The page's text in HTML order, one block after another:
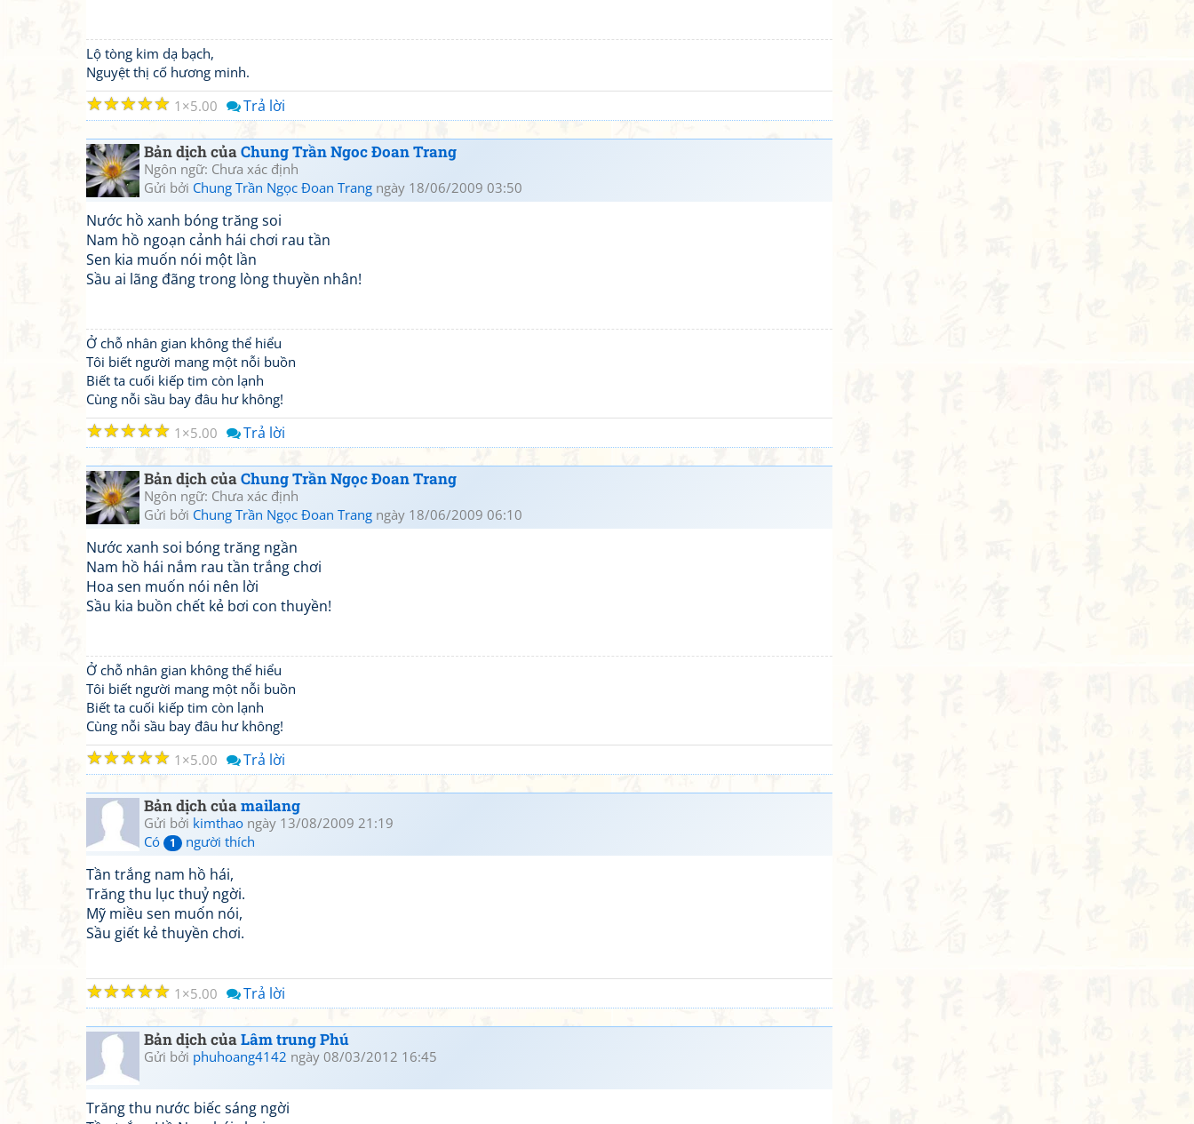
Lộ tòng kim dạ bạch,
Nguyệt thị cố hương minh.
☆
☆
☆
☆
☆ 1 5.00 Trả lời
Bản dịch củaChung Trần Ngoc Đoan Trang
Ngôn ngữ: Chưa xác định
Gửi bởi Chung Trần Ngọc Đoan Trang ngày 18/06/2009 03:50
Nước hồ xanh bóng trăng soi
Nam hồ ngoạn cảnh hái chơi rau tần
Sen kia muốn nói một lần
Sầu ai lãng đãng trong lòng thuyền nhân!
Ở chỗ nhân gian không thể hiểu
Tôi biết người mang một nỗi buồn
Biết ta cuối kiếp tim còn lạnh
Cùng nỗi sầu bay đâu hư không!
☆
☆
☆
☆
☆ 1 5.00 Trả lời
Bản dịch củaChung Trần Ngọc Đoan Trang
Ngôn ngữ: Chưa xác định
Gửi bởi Chung Trần Ngọc Đoan Trang ngày 18/06/2009 06:10
Nước xanh soi bóng trăng ngần
Nam hồ hái nắm rau tần trắng chơi
Hoa sen muốn nói nên lời
Sầu kia buồn chết kẻ bơi con thuyền!
Ở chỗ nhân gian không thể hiểu
Tôi biết người mang một nỗi buồn
Biết ta cuối kiếp tim còn lạnh
Cùng nỗi sầu bay đâu hư không!
☆
☆
☆
☆
☆ 1 5.00 Trả lời
Bản dịch củamailang
Gửi bởi kimthao ngày 13/08/2009 21:19
Có
1 người thích
Tần trắng nam hồ hái,
Trăng thu lục thuỷ ngời.
Mỹ miều sen muốn nói,
Sầu giết kẻ thuyền chơi.
☆
☆
☆
☆
☆ 1 5.00 Trả lời
Bản dịch củaLâm trung Phú
Gửi bởi phuhoang4142 ngày 08/03/2012 16:45
Trăng thu nước biếc sáng ngời